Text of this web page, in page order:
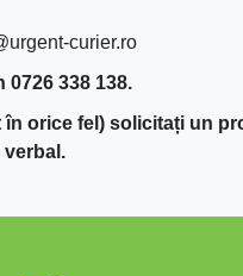
curier.ro
338 138.
orice fel) solicitați un
verbal.